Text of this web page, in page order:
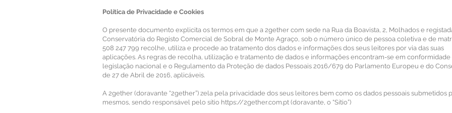
Política de Privacidade e Cookies
O presente documento explicita os termos em que a 2gether com sede na Rua da Boavista, 2, Molhados e
Conservatória do Registo Comercial de Sobral de Monte Agraço, sob o número único de pessoa coletiva e de
508 247 799 recolhe, utiliza e procede ao tratamento dos dados e informações dos seus leitores por via das suas
aplicações. As regras de recolha, utilização e tratamento de dados e informações encontram-se em conformidade
legislação nacional e o Regulamento da Proteção de dados Pessoais 2016/679 do Parlamento Europeu e do
de 27 de Abril de 2016, aplicáveis.
A 2gether (doravante “2gether”) zela pela privacidade dos seus leitores bem como os dados pessoais submetidos
mesmos, sendo responsável pelo sítio https://2gether.com.pt (doravante, o “Sítio”)